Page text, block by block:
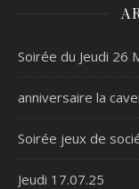
Soirée du Jeudi 26
anniversaire la
Soirée jeux de
Jeudi 17.07.25